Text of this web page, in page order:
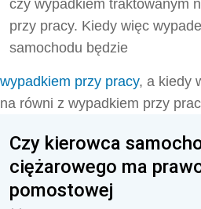
czy wypadkiem traktowanym
przy pracy. Kiedy więc
samochodu będzie
wypadkiem przy pracy, a kiedy
na równi z wypadkiem przy
Czy kierowca
ciężarowego ma
pomostowej